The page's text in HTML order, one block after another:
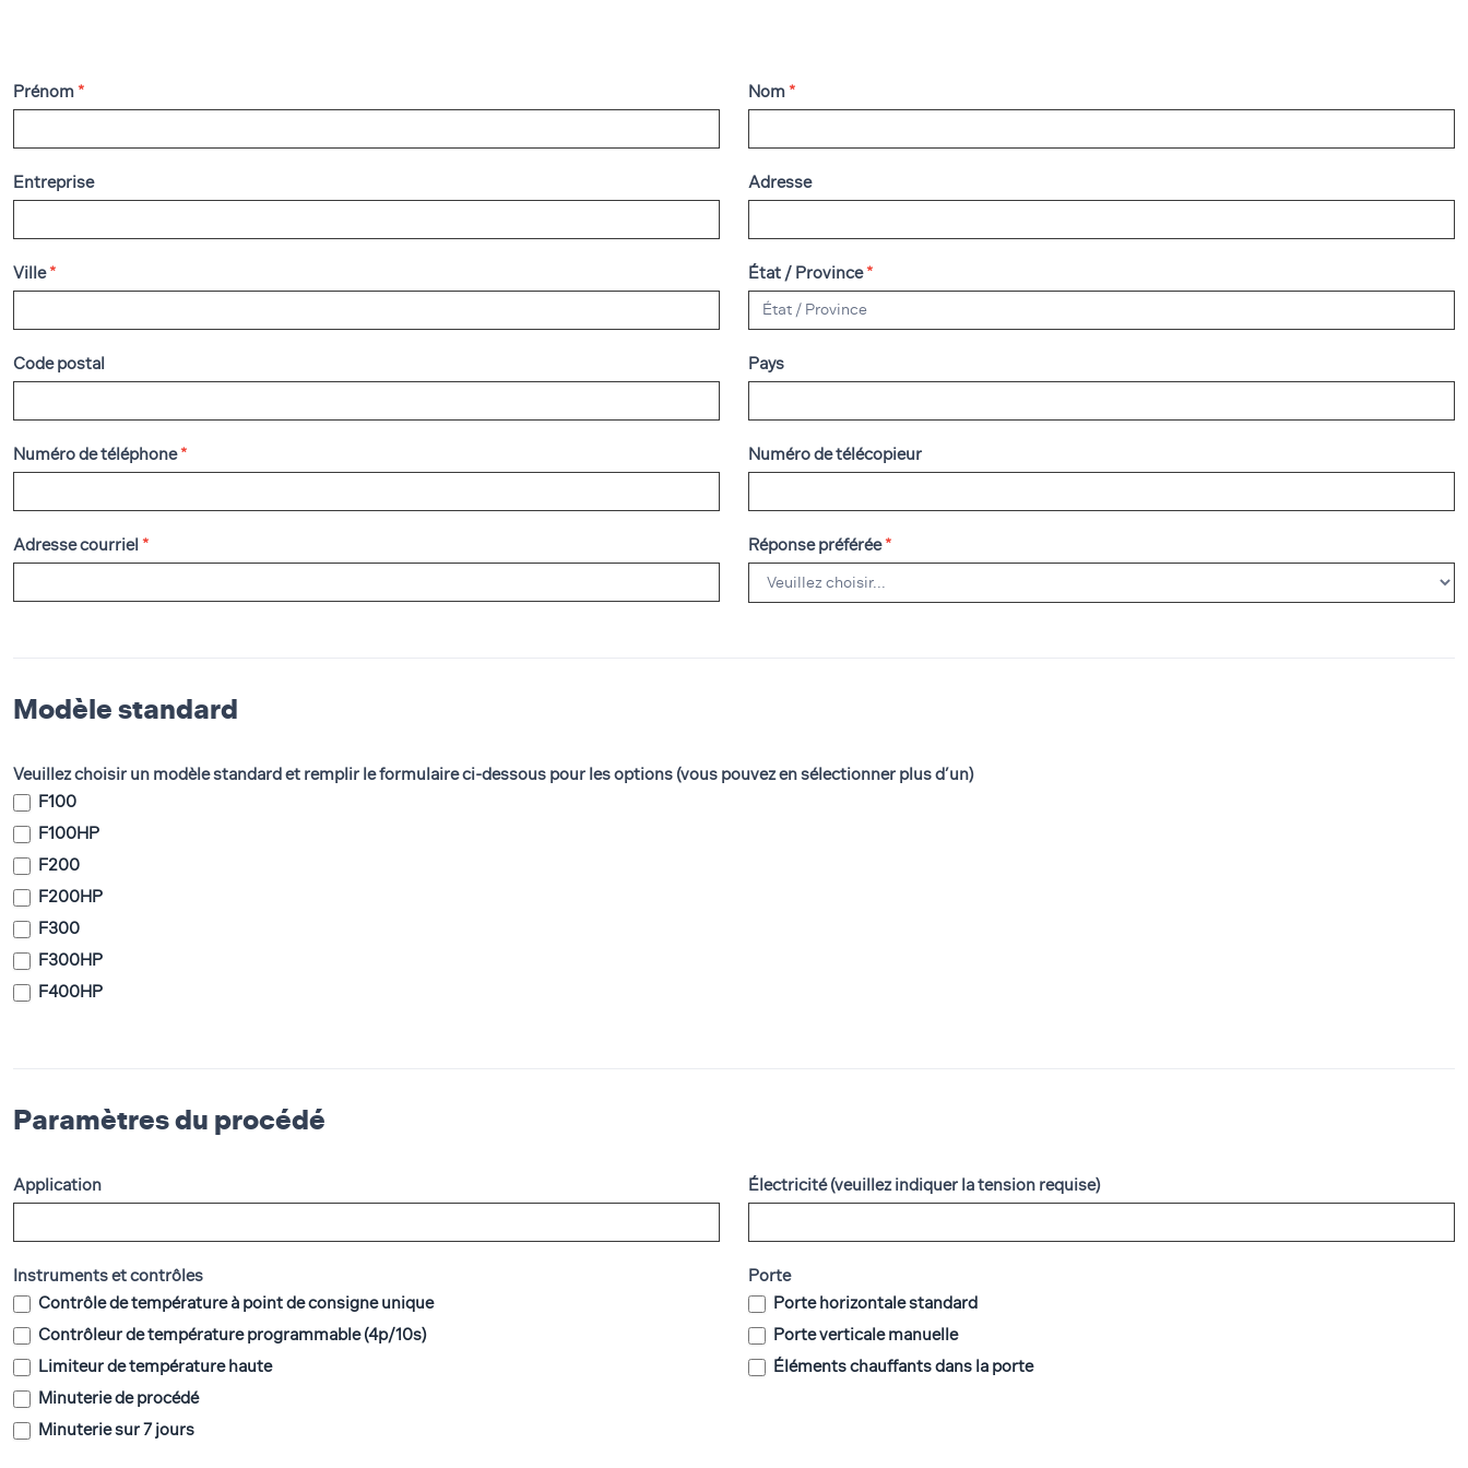
F
u
d
e
t
a
b
e
f
o
u
l
a
i
r
e
Prénom* Nom*
Entreprise Adresse
Ville* État / Province*
Code postal Pays
Numéro de téléphone* Numéro de télécopieur
Adresse courriel * Réponse préférée*
Modèle standard
Veuillez choisir un modèle standard et remplir le formulaire ci-dessous pour les options (vous pouvez en sélectionner plus d’un)
F100
F100HP
F200
F200HP
F300
F300HP
F400HP
Paramètres du procédé
Application Électricité (veuillez indiquer la tension requise)
Instruments et contrôles
Contrôle de température à point de consigne unique
Contrôleur de température programmable (4p/10s)
Limiteur de température haute
Minuterie de procédé
Minuterie sur 7 jours
Porte
Porte horizontale standard
Porte verticale manuelle
Éléments chauffants dans la porte